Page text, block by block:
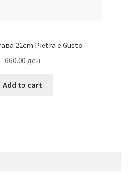
22cm Pietra e Gusto
660.00 ден
Add to cart